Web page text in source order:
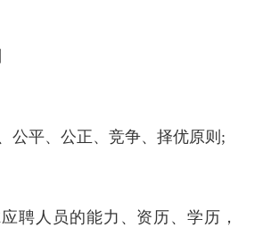
公平、公正、竞争、择优原则;
聘人员的能力、资历、学历，